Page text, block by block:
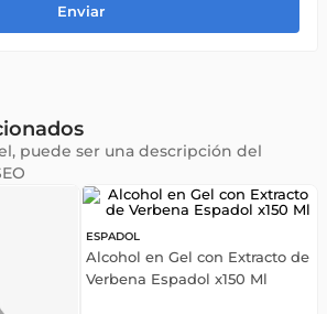
Enviar
puede ser una descripción del